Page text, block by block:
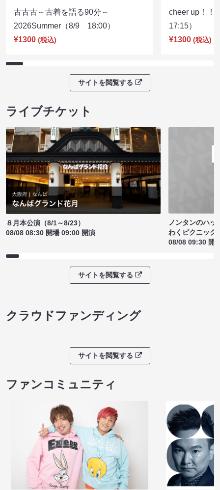
古古古～古着を語る90分～
2026Summer（8/9 18:00）
¥1300 (税込)
cheer up！
17:15）
¥1300 (税込)
サイトを閲覧する
ライブチケット
８月本公演（8/1～8/23）
08/08 08:30 開場 09:00 開演
ノンタンのハッ
わくピクニック
08/08 09:30 開
サイトを閲覧する
クラウドファンディング
サイトを閲覧する
ファンコミュニティ